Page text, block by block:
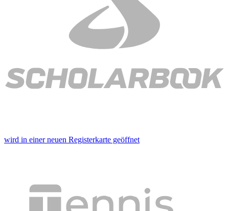
wird in einer neuen Registerkarte geöffnet